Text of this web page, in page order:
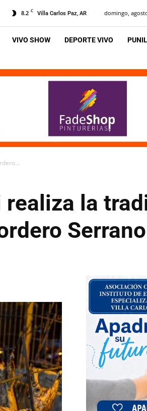
8.2 C Villa Carlos Paz, AR domingo,
VIVO SHOW DEPORTE VIVO
realiza la
Serrano